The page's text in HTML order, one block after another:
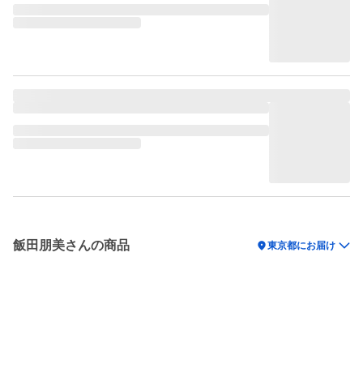
飯田朋美さんの商品 location_on東京都にお届け